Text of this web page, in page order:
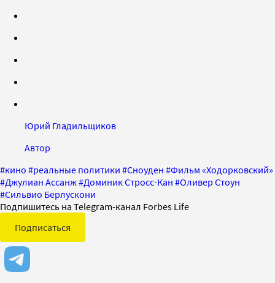
Юрий Гладильщиков
Автор
#кино #реальные политики #Сноуден #Фильм «Ходорковский»
#Джулиан Ассанж#Доминик Стросс-Кан #Оливер Стоун
#Сильвио Берлускони
Подпишитесь на Telegram-канал Forbes Life
Подписаться